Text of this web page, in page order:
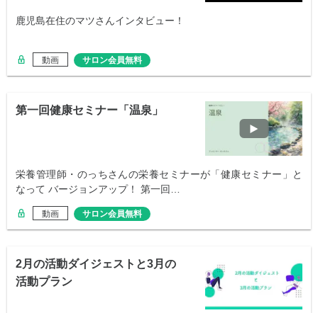
鹿児島在住のマツさんインタビュー！
動画 サロン会員無料
第一回健康セミナー「温泉」
栄養管理師・のっちさんの栄養セミナーが「健康セミナー」と
なって バージョンアップ！ 第一回…
動画 サロン会員無料
2月の活動ダイジェストと3月の
活動プラン